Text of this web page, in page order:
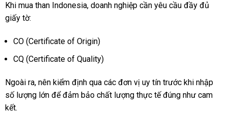
Khi mua than Indonesia, doanh nghiệp cần yêu cầu đầy đủ
giấy tờ:
CO (Certificate of Origin)
CQ (Certificate of Quality)
Ngoài ra, nên kiểm định qua các đơn vị uy tín trước khi nhập
số lượng lớn để đảm bảo chất lượng thực tế đúng như cam
kết.